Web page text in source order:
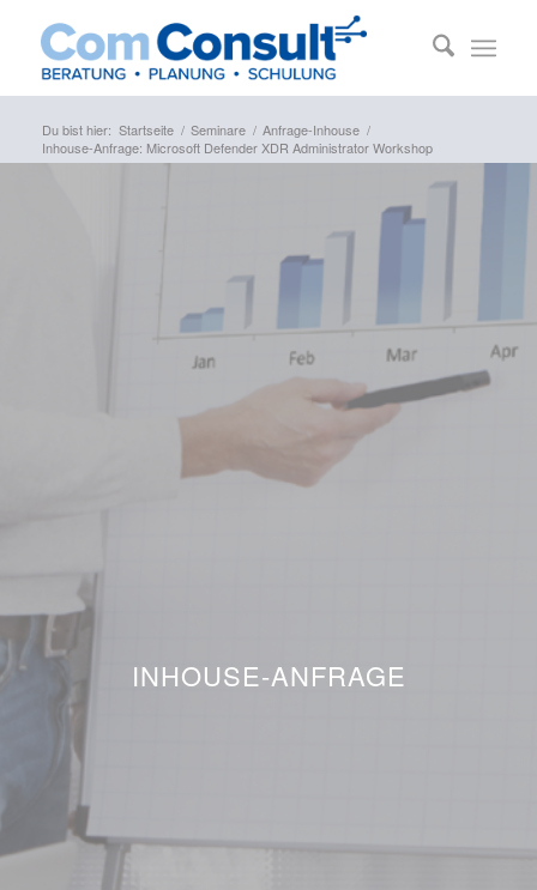
Du bist hier: Startseite / Seminare / Anfrage-Inhouse /
Inhouse-Anfrage: Microsoft Defender XDR Administrator Workshop
INHOUSE-ANFRAGE